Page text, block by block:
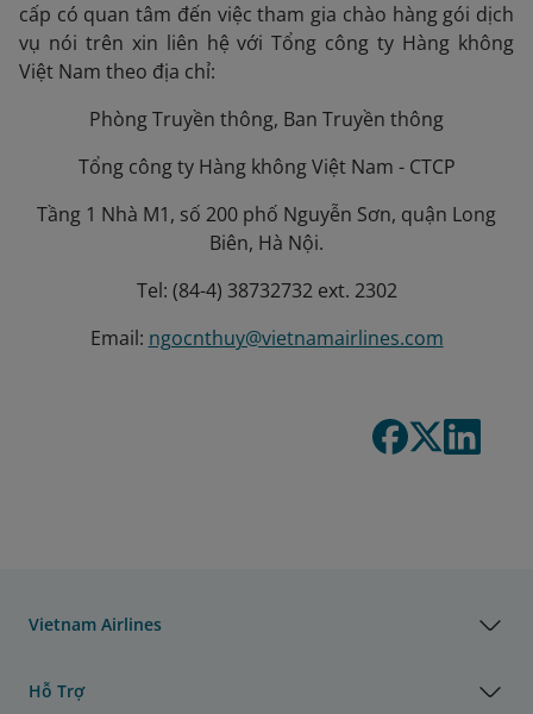
cấp có quan tâm đến việc tham gia chào hàng gói dịch
vụ nói trên xin liên hệ với Tổng công ty Hàng không
Việt Nam theo địa chỉ:
Phòng Truyền thông, Ban Truyền thông
Tổng công ty Hàng không Việt Nam - CTCP
Tầng 1 Nhà M1, số 200 phố Nguyễn Sơn, quận Long
Biên, Hà Nội.
Tel: (84-4) 38732732 ext. 2302
Email: ngocnthuy@vietnamairlines.com
Vietnam Airlines
Hỗ Trợ